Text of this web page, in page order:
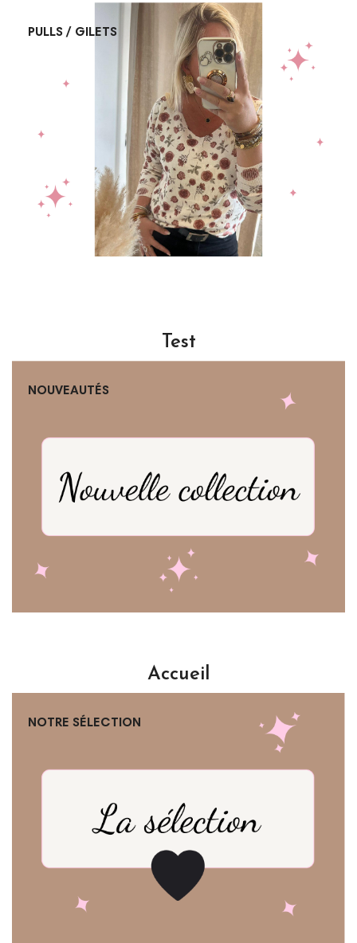
PULLS / GILETS
Test
NOUVEAUTÉS
Accueil
NOTRE SÉLECTION